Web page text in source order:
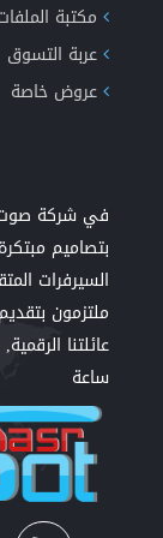
مكتبة
عربة التسوق
عروض خاصة
في شركة صوت
بتصاميم
السيرفرات
ملتزمون
ساعة